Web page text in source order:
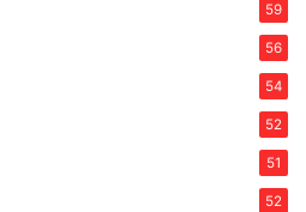
59
56
54
52
51
52